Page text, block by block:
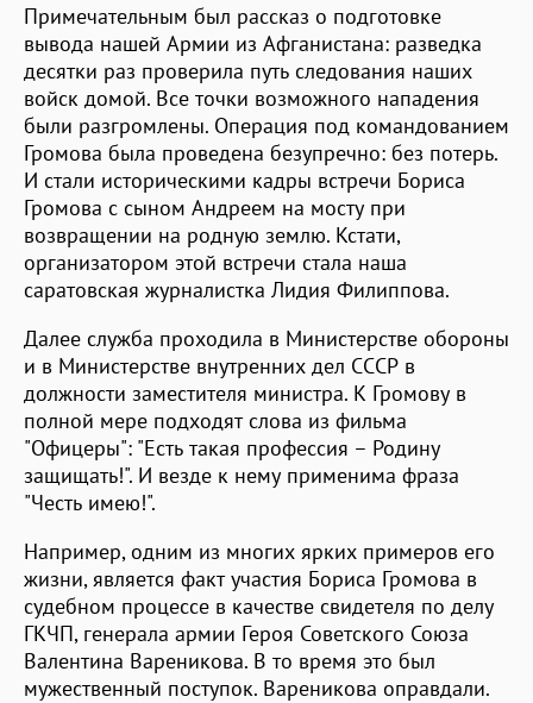
Примечательным был рассказ о подготовке
вывода нашей Армии из Афганистана: разведка
десятки раз проверила путь следования наших
войск домой. Все точки возможного нападения
были разгромлены. Операция под командованием
Громова была проведена безупречно: без потерь.
И стали историческими кадры встречи Бориса
Громова с сыном Андреем на мосту при
возвращении на родную землю. Кстати,
организатором этой встречи стала наша
саратовская журналистка Лидия Филиппова.
Далее служба проходила в Министерстве обороны
и в Министерстве внутренних дел СССР в
должности заместителя министра. К Громову в
полной мере подходят слова из фильма
"Офицеры": "Есть такая профессия – Родину
защищать!". И везде к нему применима фраза
"Честь имею!".
Например, одним из многих ярких примеров его
жизни, является факт участия Бориса Громова в
судебном процессе в качестве свидетеля по делу
ГКЧП, генерала армии Героя Советского Союза
Валентина Вареникова. В то время это был
мужественный поступок. Вареникова оправдали.